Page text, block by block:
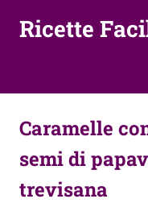
Ricette
Caramelle
semi di
trevisana